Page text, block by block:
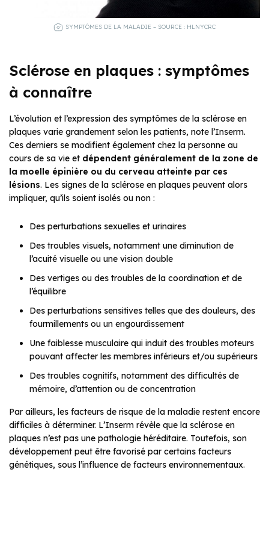
SYMPTÔMES DE LA MALADIE – SOURCE : HLNYCRC
Sclérose en plaques : symptômes
à connaître
L’évolution et l’expression des symptômes de la sclérose en
plaques varie grandement selon les patients, note l’Inserm.
Ces derniers se modifient également chez la personne au
cours de sa vie et dépendent généralement de la zone de
la moelle épinière ou du cerveau atteinte par ces
lésions. Les signes de la sclérose en plaques peuvent alors
impliquer, qu’ils soient isolés ou non :
Des perturbations sexuelles et urinaires
Des troubles visuels, notamment une diminution de
l’acuité visuelle ou une vision double
Des vertiges ou des troubles de la coordination et de
l’équilibre
Des perturbations sensitives telles que des douleurs, des
fourmillements ou un engourdissement
Une faiblesse musculaire qui induit des troubles moteurs
pouvant affecter les membres inférieurs et/ou supérieurs
Des troubles cognitifs, notamment des difficultés de
mémoire, d’attention ou de concentration
Par ailleurs, les facteurs de risque de la maladie restent encore
difficiles à déterminer. L’Inserm révèle que la sclérose en
plaques n’est pas une pathologie héréditaire. Toutefois, son
développement peut être favorisé par certains facteurs
génétiques, sous l’influence de facteurs environnementaux.